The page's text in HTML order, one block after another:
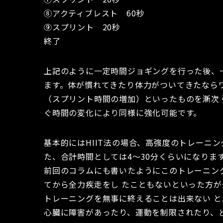
⑧アクティブレスト 60秒
⑨スプリント 20秒
終了
上記のように一定時間ジョギングを行った後
ます。体が慣れてきたり体力がついてきたな
（スプリント時間の増加）といったものを漸
ぐ時間の変化により同様に強化可能です。
基本的にはHIIT法の場合、高強度のトレーニ
た、合計時間としては4～30分くらいになりま
前回のコラムにも書いたようにこのトレーニ
てから全力疾走をし たこともないといった方
トレーニングを無事に終えることは出来ない
心臓に障害があったり、運動を制限されたり